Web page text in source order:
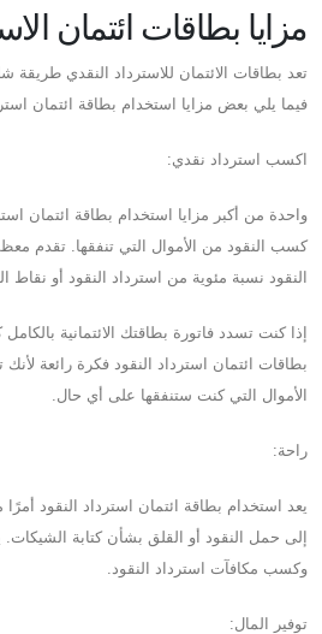
مزايا بطاقات ائتمان
تعد بطاقات الائتمان للاسترداد النقدي طريقة
فيما يلي بعض مزايا استخدام بطاقة ائتمان
اكسب استرداد نقدي:
واحدة من أكبر مزايا استخدام بطاقة ائتمان
كسب النقود من الأموال التي تنفقها. تقدم
النقود نسبة مئوية من استرداد النقود أو نقاط
إذا كنت تسدد فاتورة بطاقتك الائتمانية
بطاقات ائتمان استرداد النقود فكرة رائعة
الأموال التي كنت ستنفقها على أي حال.
راحة:
يعد استخدام بطاقة ائتمان استرداد النقود
إلى حمل النقود أو القلق بشأن كتابة
وكسب مكافآت استرداد النقود.
توفير المال: